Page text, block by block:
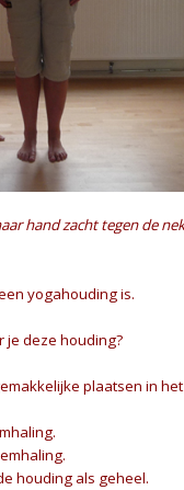
hand zacht tegen de
yogahouding is.
je deze houding?
plaatsen in
houding als geheel.